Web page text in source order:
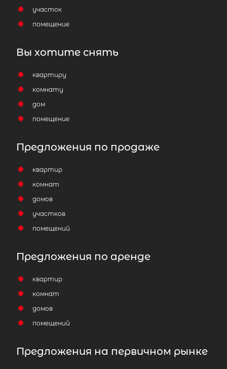
участок
помещение
Вы хотите снять
квартиру
комнату
дом
помещение
Предложения по продаже
квартир
комнат
домов
участков
помещений
Предложения по аренде
квартир
комнат
домов
помещений
Предложения на первичном рынке